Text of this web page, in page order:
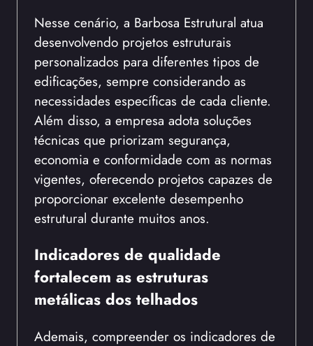
Nesse cenário, a Barbosa Estrutural atua
desenvolvendo projetos estruturais
personalizados para diferentes tipos de
edificações, sempre considerando as
necessidades específicas de cada cliente.
Além disso, a empresa adota soluções
técnicas que priorizam segurança,
economia e conformidade com as normas
vigentes, oferecendo projetos capazes de
proporcionar excelente desempenho
estrutural durante muitos anos.
Indicadores de qualidade
fortalecem as estruturas
metálicas dos telhados
Ademais, compreender os indicadores de